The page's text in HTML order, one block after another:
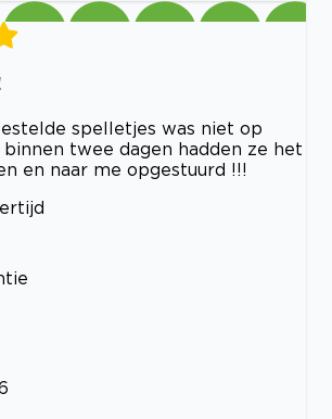
spelletjes was niet op
twee dagen hadden ze het
en naar me opgestuurd !!!